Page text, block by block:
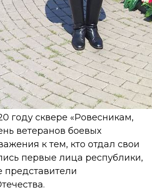
году сквере «Ровесникам,
ветеранов боевых
к тем, кто отдал свои
первые лица республики,
представители